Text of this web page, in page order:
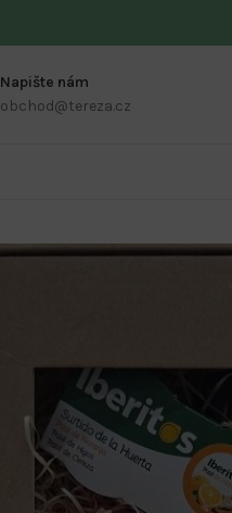
Napište nám
obchod@tereza.cz